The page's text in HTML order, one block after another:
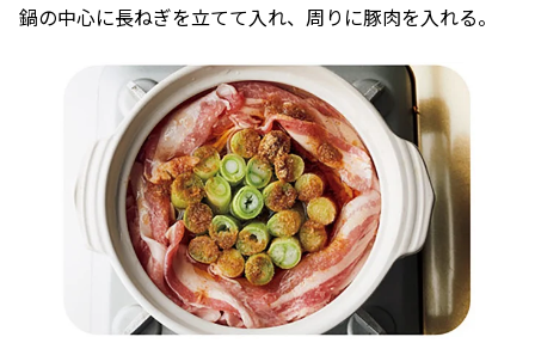
鍋の中心に長ねぎを立てて入れ、周りに豚肉を入れる。